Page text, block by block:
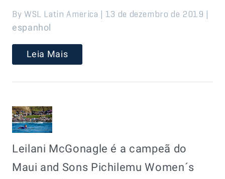
By WSL Latin America | 13 de dezembro de 2019 |
espanhol
Leia Mais
Leilani McGonagle é a campeã do
Maui and Sons Pichilemu Women´s